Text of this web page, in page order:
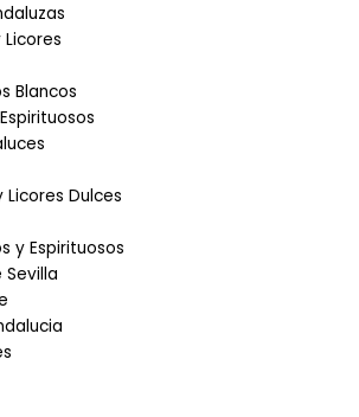
Blancos
Licores Dulces
y Espirituosos
Sevilla